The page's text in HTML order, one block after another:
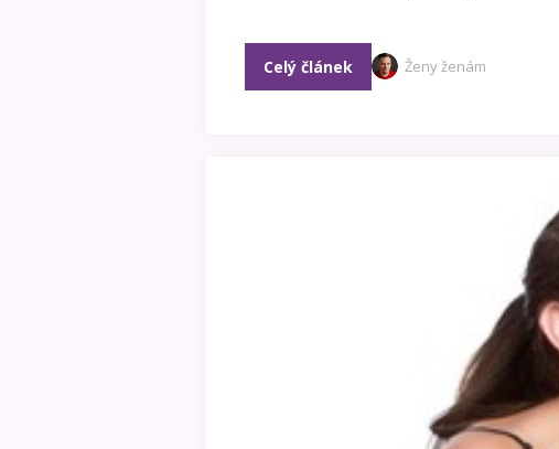
Celý článek Ženy ženám